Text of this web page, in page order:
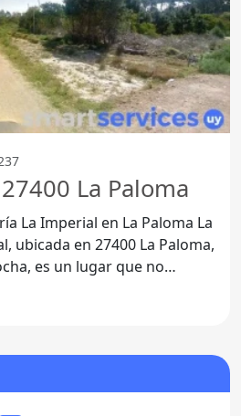
La Paloma
La Imperial en La Paloma La
ubicada en 27400 La Paloma,
es un lugar que no